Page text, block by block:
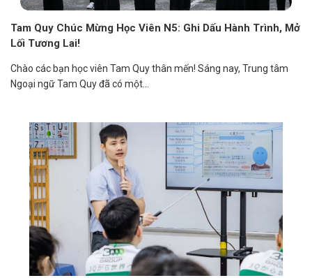
Tam Quy Chúc Mừng Học Viên N5: Ghi Dấu Hành Trình, Mở
Lối Tương Lai!
Chào các bạn học viên Tam Quy thân mến! Sáng nay, Trung tâm
Ngoại ngữ Tam Quy đã có một...